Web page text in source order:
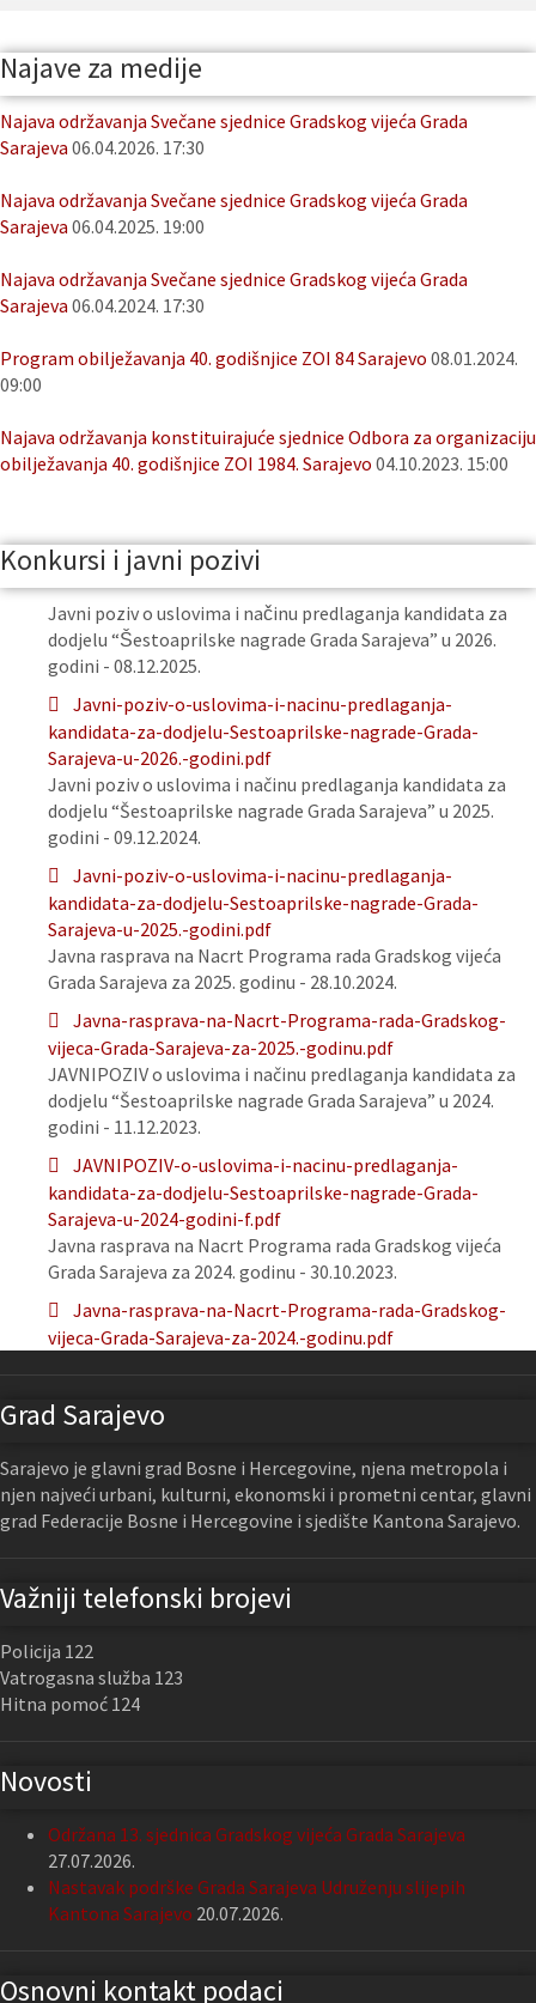
Najave za medije
Najava održavanja Svečane sjednice Gradskog vijeća Grada
Sarajeva 06.04.2026. 17:30
Najava održavanja Svečane sjednice Gradskog vijeća Grada
Sarajeva 06.04.2025. 19:00
Najava održavanja Svečane sjednice Gradskog vijeća Grada
Sarajeva 06.04.2024. 17:30
Program obilježavanja 40. godišnjice ZOI 84 Sarajevo 08.01.2024.
09:00
Najava održavanja konstituirajuće sjednice Odbora za organizaciju
obilježavanja 40. godišnjice ZOI 1984. Sarajevo 04.10.2023. 15:00
Konkursi i javni pozivi
Javni poziv o uslovima i načinu predlaganja kandidata za
dodjelu “Šestoaprilske nagrade Grada Sarajeva” u 2026.
godini - 08.12.2025.
Javni-poziv-o-uslovima-i-nacinu-predlaganja-
kandidata-za-dodjelu-Sestoaprilske-nagrade-Grada-
Sarajeva-u-2026.-godini.pdf
Javni poziv o uslovima i načinu predlaganja kandidata za
dodjelu “Šestoaprilske nagrade Grada Sarajeva” u 2025.
godini - 09.12.2024.
Javni-poziv-o-uslovima-i-nacinu-predlaganja-
kandidata-za-dodjelu-Sestoaprilske-nagrade-Grada-
Sarajeva-u-2025.-godini.pdf
Javna rasprava na Nacrt Programa rada Gradskog vijeća
Grada Sarajeva za 2025. godinu - 28.10.2024.
Javna-rasprava-na-Nacrt-Programa-rada-Gradskog-
vijeca-Grada-Sarajeva-za-2025.-godinu.pdf
JAVNIPOZIV o uslovima i načinu predlaganja kandidata za
dodjelu “Šestoaprilske nagrade Grada Sarajeva” u 2024.
godini - 11.12.2023.
JAVNIPOZIV-o-uslovima-i-nacinu-predlaganja-
kandidata-za-dodjelu-Sestoaprilske-nagrade-Grada-
Sarajeva-u-2024-godini-f.pdf
Javna rasprava na Nacrt Programa rada Gradskog vijeća
Grada Sarajeva za 2024. godinu - 30.10.2023.
Javna-rasprava-na-Nacrt-Programa-rada-Gradskog-
vijeca-Grada-Sarajeva-za-2024.-godinu.pdf
Grad Sarajevo
Sarajevo je glavni grad Bosne i Hercegovine, njena metropola i
njen najveći urbani, kulturni, ekonomski i prometni centar, glavni
grad Federacije Bosne i Hercegovine i sjedište Kantona Sarajevo.
Važniji telefonski brojevi
Policija 122
Vatrogasna služba 123
Hitna pomoć 124
Novosti
Održana 13. sjednica Gradskog vijeća Grada Sarajeva
27.07.2026.
Nastavak podrške Grada Sarajeva Udruženju slijepih
Kantona Sarajevo 20.07.2026.
Osnovni kontakt podaci